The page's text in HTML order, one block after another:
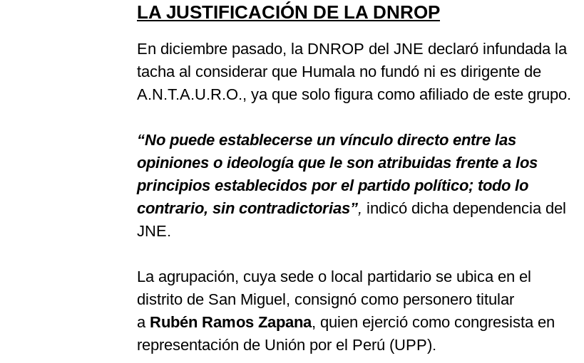
LA JUSTIFICACIÓN DE LA DNROP
En diciembre pasado, la DNROP del JNE declaró infundada la
tacha al considerar que Humala no fundó ni es dirigente de
A.N.T.A.U.R.O., ya que solo figura como afiliado de este grupo.
“No puede establecerse un vínculo directo entre las
opiniones o ideología que le son atribuidas frente a los
principios establecidos por el partido político; todo lo
contrario, sin contradictorias”, indicó dicha dependencia del
JNE.
La agrupación, cuya sede o local partidario se ubica en el
distrito de San Miguel, consignó como personero titular
a Rubén Ramos Zapana, quien ejerció como congresista en
representación de Unión por el Perú (UPP).